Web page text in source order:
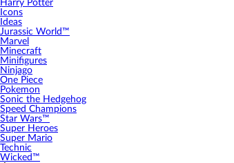
Harry Potter
Icons
Ideas
Jurassic World™
Marvel
Minecraft
Minifigures
Ninjago
One Piece
Pokemon
Sonic the Hedgehog
Speed Champions
Star Wars™
Super Heroes
Super Mario
Technic
Wicked™